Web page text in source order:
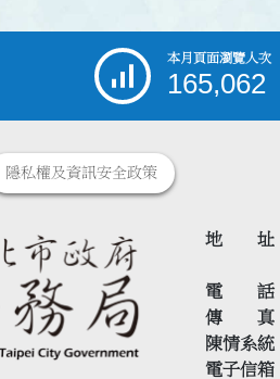
本月頁面瀏覽人次
165,062
隱私權及資訊安全政策
地 址
電 話
傳 真
陳情系統
電子信箱